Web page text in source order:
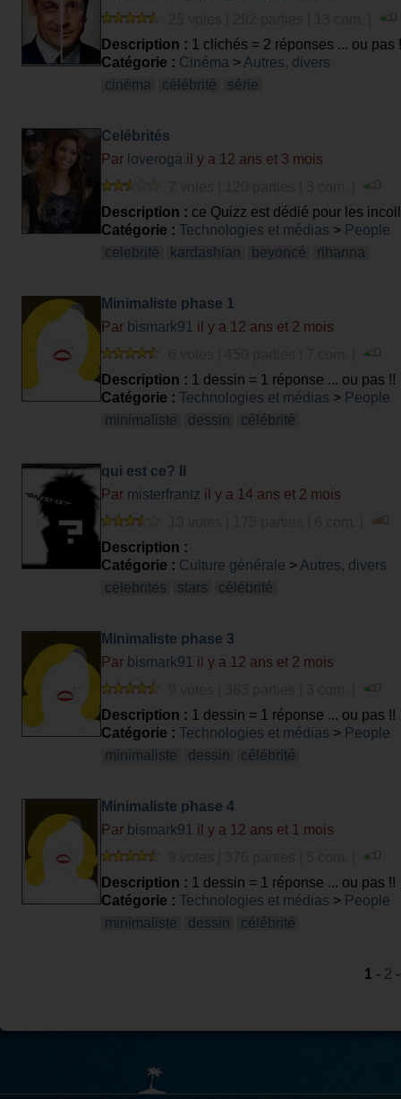
Description : 1 clichés = 2 réponses ... ou pas
Catégorie : Cinéma > Autres, divers
cinéma
célébrité série
Celébrités
Par loveroga il y a 12 ans et 3 mois
Description : ce Quizz est dédié pour les
Catégorie : Technologies et médias > People
celebrité
kardashian beyoncé rihanna
Minimaliste phase 1
Par bismark91 il y a 12 ans et 2 mois
Description : 1 dessin = 1 réponse ... ou pas !!
Catégorie : Technologies et médias > People
minimaliste
dessin célébrité
qui est ce? II
Par misterfrantz il y a 14 ans et 2 mois
Description :
Catégorie : Culture générale > Autres, divers
celebrites
stars célébrité
Minimaliste phase 3
Par bismark91 il y a 12 ans et 2 mois
Description : 1 dessin = 1 réponse ... ou pas !!
Catégorie : Technologies et médias > People
minimaliste
dessin célébrité
Minimaliste phase 4
Par bismark91 il y a 12 ans et 1 mois
Description : 1 dessin = 1 réponse ... ou pas !!
Catégorie : Technologies et médias > People
minimaliste
dessin célébrité
1 - 2